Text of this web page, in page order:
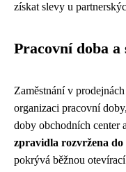
získat slevy u
Pracovní doba a
Zaměstnání v
organizaci pracovní
doby obchodních center
zpravidla rozvržena do
pokrývá běžnou